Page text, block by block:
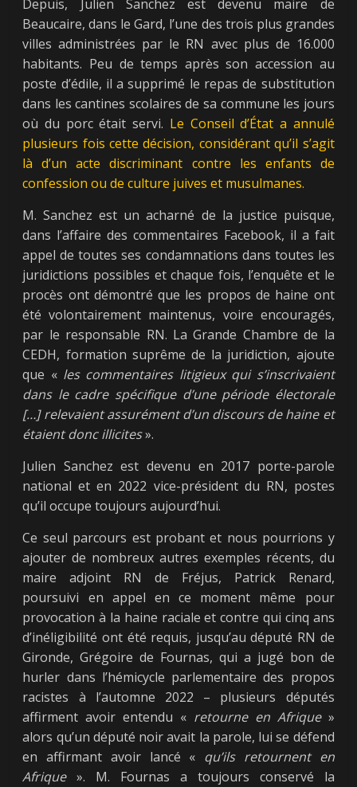
Depuis, Julien Sanchez est devenu maire de
Beaucaire, dans le Gard, l’une des trois plus grandes
villes administrées par le RN avec plus de 16.000
habitants. Peu de temps après son accession au
poste d’édile, il a supprimé le repas de substitution
dans les cantines scolaires de sa commune les jours
où du porc était servi. Le Conseil d’État a annulé
plusieurs fois cette décision, considérant qu’il s’agit
là d’un acte discriminant contre les enfants de
confession ou de culture juives et musulmanes.
M. Sanchez est un acharné de la justice puisque,
dans l’affaire des commentaires Facebook, il a fait
appel de toutes ses condamnations dans toutes les
juridictions possibles et chaque fois, l’enquête et le
procès ont démontré que les propos de haine ont
été volontairement maintenus, voire encouragés,
par le responsable RN. La Grande Chambre de la
CEDH, formation suprême de la juridiction, ajoute
que « les commentaires litigieux qui s’inscrivaient
dans le cadre spécifique d’une période électorale
[…] relevaient assurément d’un discours de haine et
étaient donc illicites».
Julien Sanchez est devenu en 2017 porte-parole
national et en 2022 vice-président du RN, postes
qu’il occupe toujours aujourd’hui.
Ce seul parcours est probant et nous pourrions y
ajouter de nombreux autres exemples récents, du
maire adjoint RN de Fréjus, Patrick Renard,
poursuivi en appel en ce moment même pour
provocation à la haine raciale et contre qui cinq ans
d’inéligibilité ont été requis, jusqu’au député RN de
Gironde, Grégoire de Fournas, qui a jugé bon de
hurler dans l’hémicycle parlementaire des propos
racistes à l’automne 2022 – plusieurs députés
affirment avoir entendu « retourne en Afrique»
alors qu’un député noir avait la parole, lui se défend
en affirmant avoir lancé « qu’ils retournent en
Afrique». M. Fournas a toujours conservé la